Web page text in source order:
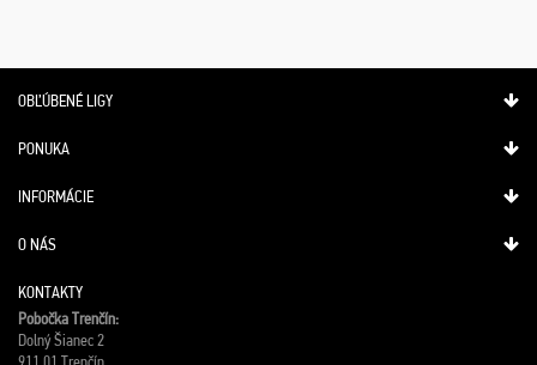
OBĽÚBENÉ LIGY
PONUKA
INFORMÁCIE
O NÁS
KONTAKTY
Pobočka Trenčín:
Dolný Šianec 2